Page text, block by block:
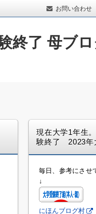
お問い合わせ
終了 母ブ
現在大学1年生
験終了 2023年
毎日、参考にさせ
↓
にほんブログ村